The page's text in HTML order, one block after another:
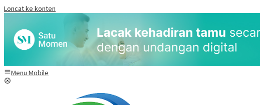
Loncat ke konten
Menu Mobile